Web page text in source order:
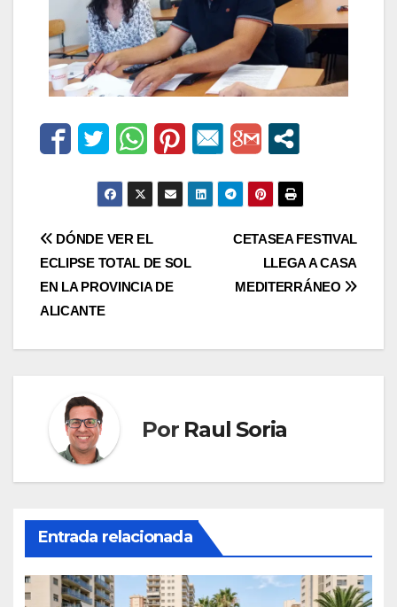
CETASEA FESTIVAL
LLEGA A CASA
MEDITERRÁNEO
DÓNDE VER EL
ECLIPSE TOTAL DE SOL
EN LA PROVINCIA DE
ALICANTE
Por Raul Soria
Entrada relacionada